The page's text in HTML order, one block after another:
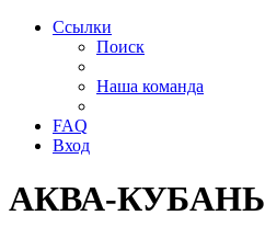
Ссылки
Поиск
Наша команда
FAQ
Вход
АКВА-КУБАНЬ